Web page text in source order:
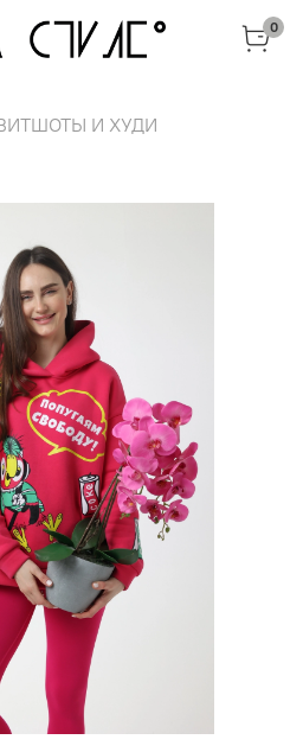
0
И ХУДИ